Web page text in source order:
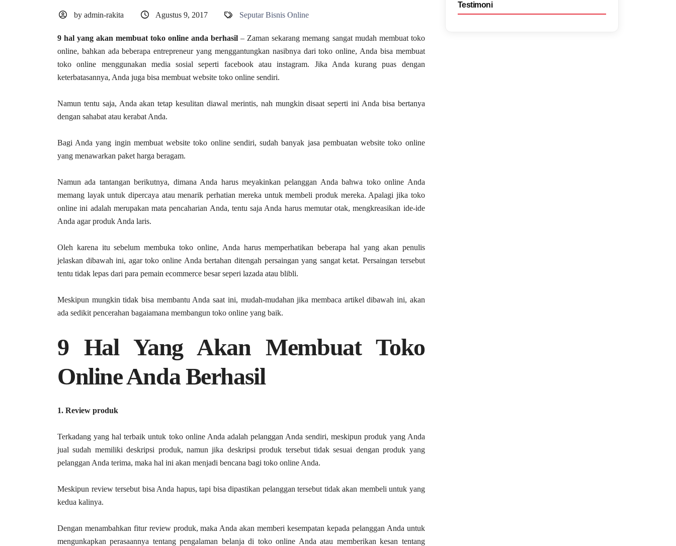
by admin-rakita Agustus 9, 2017 Seputar Bisnis Online
9 hal yang akan membuat toko online anda berhasil – Zaman sekarang memang sangat mudah membuat toko
online, bahkan ada beberapa entrepreneur yang menggantungkan nasibnya dari toko online, Anda bisa membuat
toko online menggunakan media sosial seperti facebook atau instagram. Jika Anda kurang puas dengan
keterbatasannya, Anda juga bisa membuat website toko online sendiri.
Namun tentu saja, Anda akan tetap kesulitan diawal merintis, nah mungkin disaat seperti ini Anda bisa bertanya
dengan sahabat atau kerabat Anda.
Bagi Anda yang ingin membuat website toko online sendiri, sudah banyak jasa pembuatan website toko online
yang menawarkan paket harga beragam.
Namun ada tantangan berikutnya, dimana Anda harus meyakinkan pelanggan Anda bahwa toko online Anda
memang layak untuk dipercaya atau menarik perhatian mereka untuk membeli produk mereka. Apalagi jika toko
online ini adalah merupakan mata pencaharian Anda, tentu saja Anda harus memutar otak, mengkreasikan ide-ide
Anda agar produk Anda laris.
Oleh karena itu sebelum membuka toko online, Anda harus memperhatikan beberapa hal yang akan penulis
jelaskan dibawah ini, agar toko online Anda bertahan ditengah persaingan yang sangat ketat. Persaingan tersebut
tentu tidak lepas dari para pemain ecommerce besar seperi lazada atau blibli.
Meskipun mungkin tidak bisa membantu Anda saat ini, mudah-mudahan jika membaca artikel dibawah ini, akan
ada sedikit pencerahan bagaiamana membangun toko online yang baik.
9 Hal Yang Akan Membuat Toko
Online Anda Berhasil
1. Review produk
Terkadang yang hal terbaik untuk toko online Anda adalah pelanggan Anda sendiri, meskipun produk yang Anda
jual sudah memiliki deskripsi produk, namun jika deskripsi produk tersebut tidak sesuai dengan produk yang
pelanggan Anda terima, maka hal ini akan menjadi bencana bagi toko online Anda.
Meskipun review tersebut bisa Anda hapus, tapi bisa dipastikan pelanggan tersebut tidak akan membeli untuk yang
kedua kalinya.
Dengan menambahkan fitur review produk, maka Anda akan memberi kesempatan kepada pelanggan Anda untuk
mengunkapkan perasaannya tentang pengalaman belanja di toko online Anda atau memberikan kesan tentang
Testimoni